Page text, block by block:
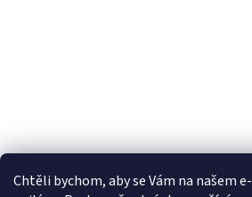
Chtěli bychom, aby se Vám na našem